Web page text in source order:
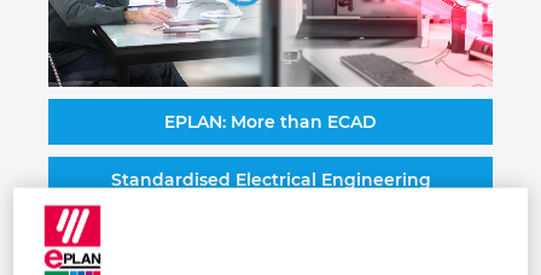
EPLAN: More than ECAD
Standardised Electrical Engineering
Мексико
Нова Зеландия
Норвегия
Обединени арабски емирства